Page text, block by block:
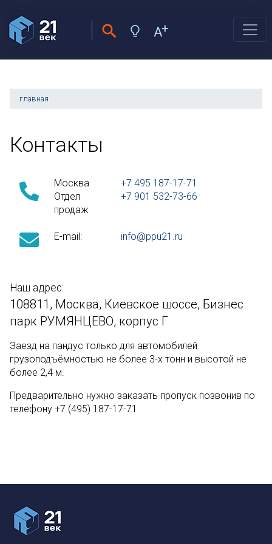
главная
Контакты
Москва
Отдел
продаж
+7 495 187-17-71
+7 901 532-73-66
E-mail: info@ppu21.ru
Наш адрес:
108811, Москва, Киевское шоссе, Бизнес
парк РУМЯНЦЕВО, корпус Г
Заезд на пандус только для автомобилей
грузоподъёмностью не более 3-х тонн и высотой не
более 2,4 м.
Предварительно нужно заказать пропуск позвонив по
телефону +7 (495) 187-17-71